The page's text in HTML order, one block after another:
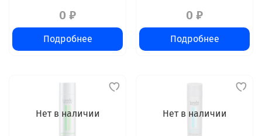
0 ₽
Подробнее
0 ₽
Подробнее
Нет в наличии Нет в наличии